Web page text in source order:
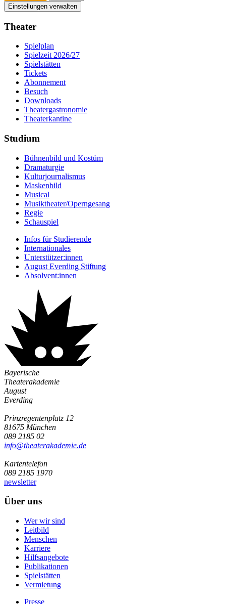
Einstellungen verwalten
Theater
Spielplan
Spielzeit 2026/27
Spielstätten
Tickets
Abonnement
Besuch
Downloads
Theatergastronomie
Theaterkantine
Studium
Bühnenbild und Kostüm
Dramaturgie
Kulturjournalismus
Maskenbild
Musical
Musiktheater/­Operngesang
Regie
Schauspiel
Infos für Studierende
Internationales
Unterstützer:innen
August Everding Stiftung
Absolvent:innen
Bayerische
Theaterakademie
August
Everding
Prinzregentenplatz 12
81675 München
089 2185 02
info@­theaterakademie.de
Kartentelefon
089 2185 1970
newsletter
Über uns
Wer wir sind
Leitbild
Menschen
Karriere
Hilfsangebote
Publikationen
Spielstätten
Vermietung
Presse